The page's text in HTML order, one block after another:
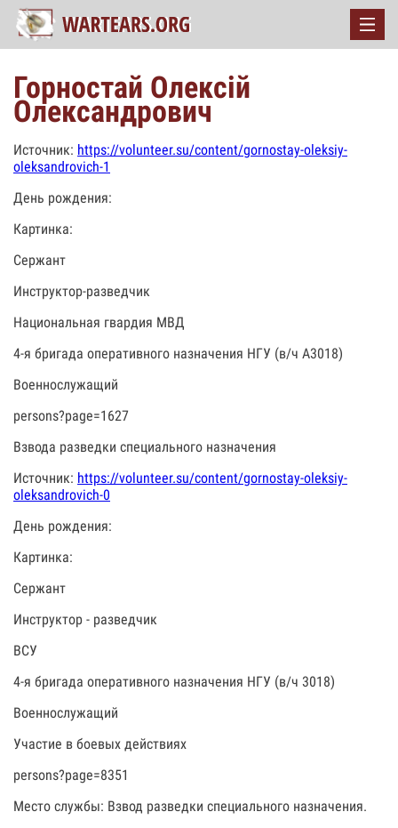
Горностай Олексій
Олександрович
Источник: https://volunteer.su/content/gornostay-oleksiy-
oleksandrovich-1
День рождения:
Картинка:
Сержант
Инструктор-разведчик
Национальная гвардия МВД
4-я бригада оперативного назначения НГУ (в/ч А3018)
Военнослужащий
persons?page=1627
Взвода разведки специального назначения
Источник: https://volunteer.su/content/gornostay-oleksiy-
oleksandrovich-0
День рождения:
Картинка:
Сержант
Инструктор - разведчик
ВСУ
4-я бригада оперативного назначения НГУ (в/ч 3018)
Военнослужащий
Участие в боевых действиях
persons?page=8351
Место службы: Взвод разведки специального назначения.